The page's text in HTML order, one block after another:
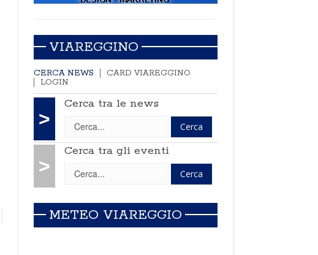
VIAREGGINO
CERCA NEWS
CARD VIAREGGINO
LOGIN
>
Cerca tra le news
>
Cerca tra gli eventi
METEO VIAREGGIO